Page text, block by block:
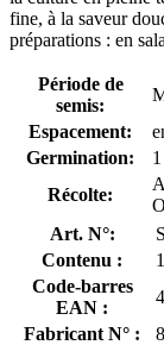
fine, à la saveur
préparations : en
Période de
semis:
Espacement:
Germination:
Récolte:
Art. N°:
Contenu :
Code-barres
EAN :
Fabricant N° :